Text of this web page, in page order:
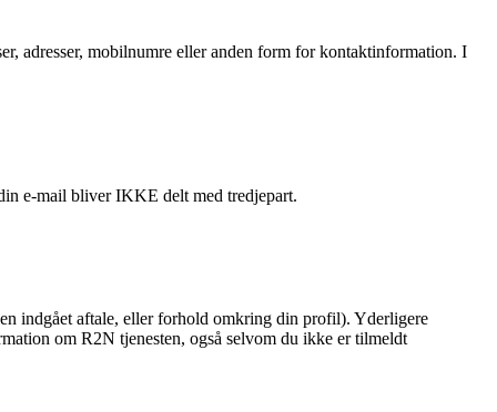
adresser, mobilnumre eller anden form for kontaktinformation. I
e-mail bliver IKKE delt med tredjepart.
indgået aftale, eller forhold omkring din profil). Yderligere
om R2N tjenesten, også selvom du ikke er tilmeldt